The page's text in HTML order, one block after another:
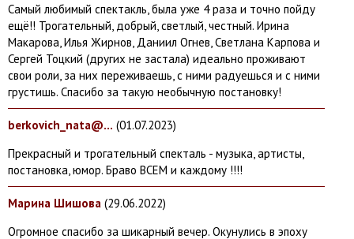
Самый любимый спектакль, была уже 4 раза и точно пойду
ещё!! Трогательный, добрый, светлый, честный. Ирина
Макарова, Илья Жирнов, Даниил Огнев, Светлана Карпова и
Сергей Тоцкий (других не застала) идеально проживают
свои роли, за них переживаешь, с ними радуешься и с ними
грустишь. Спасибо за такую необычную постановку!
berkovich_nata@... (01.07.2023)
Прекрасный и трогательный спекталь - музыка, артисты,
постановка, юмор. Браво ВСЕМ и каждому !!!!
Марина Шишова (29.06.2022)
Огромное спасибо за шикарный вечер. Окунулись в эпоху